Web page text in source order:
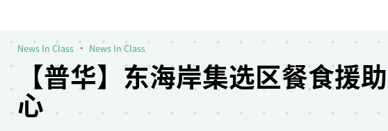
【普华】东海岸集选区餐食援
心
News In Class News In Class